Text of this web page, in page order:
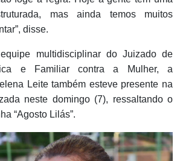
mas ainda temos muitos
disse.
multidisciplinar do Juizado de
e Familiar contra a Mulher, a
Leite também esteve presente na
neste domingo (7), ressaltando o
“Agosto Lilás”.